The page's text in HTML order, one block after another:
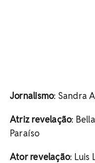
Jornalismo: Sandra
Atriz revelação:
Paraíso
Ator revelação: Luis